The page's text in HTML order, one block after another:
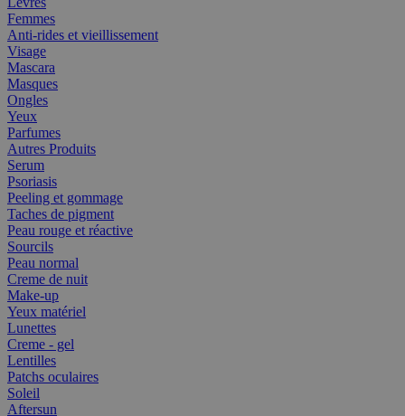
Femmes
Anti-rides et vieillissement
Visage
Mascara
Masques
Ongles
Yeux
Parfumes
Autres Produits
Serum
Psoriasis
Peeling et gommage
Taches de pigment
Peau rouge et réactive
Sourcils
Peau normal
Creme de nuit
Make-up
Yeux matériel
Lunettes
Creme - gel
Lentilles
Patchs oculaires
Soleil
Aftersun